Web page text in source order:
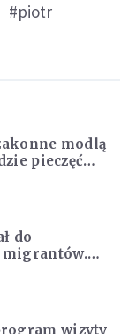
#piotr
modlą
pieczęć
wiary"
do
migrantów.
wizyty